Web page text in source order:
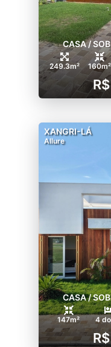
CASA /
249.3m² 160m²
XANGRI-LÁ
Allure
CASA /
147m² 4